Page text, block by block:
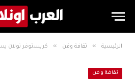
الرئيسية » ثقافة وفن » كريستوفر نولان يستعد
ثقافة وفن